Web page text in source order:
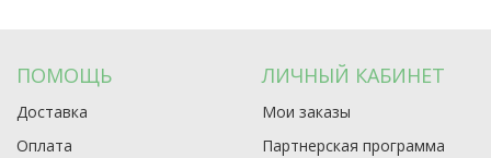
ПОМОЩЬ
Доставка
Оплата
ЛИЧНЫЙ КАБИНЕТ
Мои заказы
Партнерская программа